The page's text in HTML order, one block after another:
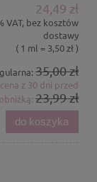
24,49 zł
VAT, bez kosztów
dostawy
( 1 ml = 3,50 zł )
35,00 zł
z 30 dni przed
obniżką: 23,99 zł
do koszyka